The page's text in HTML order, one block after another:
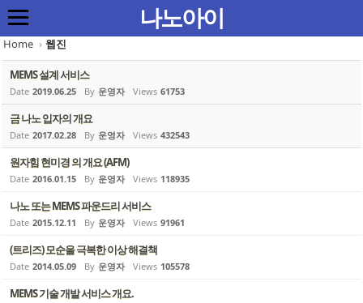
Home › 웹진
MEMS 설계 서비스
Date 2019.06.25 By 운영자 Views 61753
금 나노 입자의 개요
Date 2017.02.28 By 운영자 Views 432543
원자힘 현미경 의 개요 (AFM)
Date 2016.01.15 By 운영자 Views 118935
나노 또는 MEMS 파운드리 서비스
Date 2015.12.11 By 운영자 Views 91961
(트리즈) 모순을 극복한 이상 해결책
Date 2014.05.09 By 운영자 Views 105578
MEMS 기술 개발 서비스 개요.
나노아이